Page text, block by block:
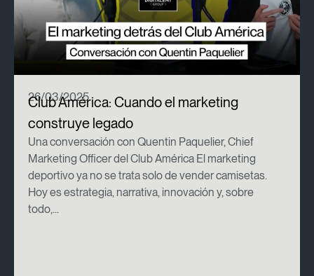
26/03/2025
Club América: Cuando el marketing
construye legado
Una conversación con Quentin Paquelier, Chief
Marketing Officer del Club América El marketing
deportivo ya no se trata solo de vender camisetas.
Hoy es estrategia, narrativa, innovación y, sobre
todo,...